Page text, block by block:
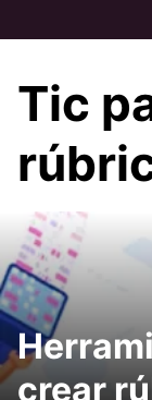
to
Tic
crear